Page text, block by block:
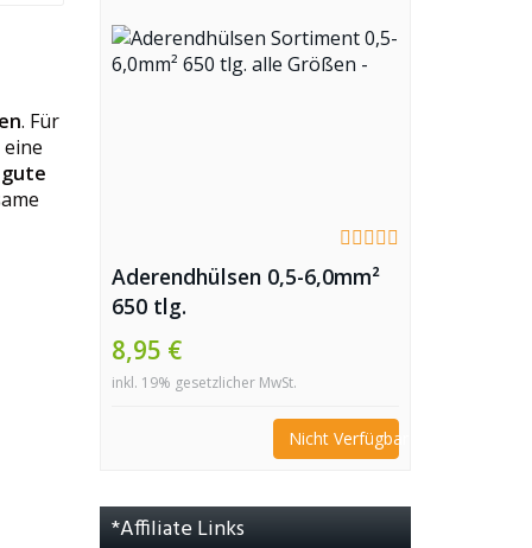
. Für
gute
Aderendhülsen 0,5-6,0mm²
650 tlg.
8,95 €
inkl. 19% gesetzlicher MwSt.
Nicht Verfügbar
*Affiliate Links